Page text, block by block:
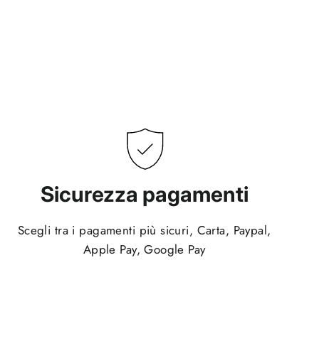
Sicurezza pagamenti
Scegli tra i pagamenti più sicuri, Carta, Paypal,
Apple Pay, Google Pay